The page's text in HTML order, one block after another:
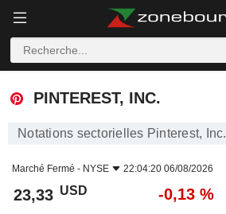
PINTEREST, INC.
PINTEREST, INC.
Notations sectorielles Pinterest, Inc.
Marché Fermé - NYSE 22:04:20 06/08/2026
23,33 USD -0,13 %